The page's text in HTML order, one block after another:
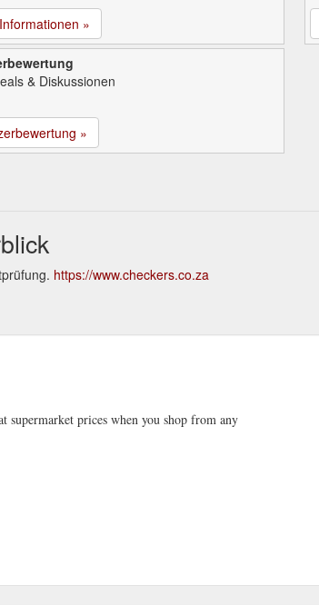
»
& Diskussionen
»
https://www.checkers.co.za
prices when you shop from any